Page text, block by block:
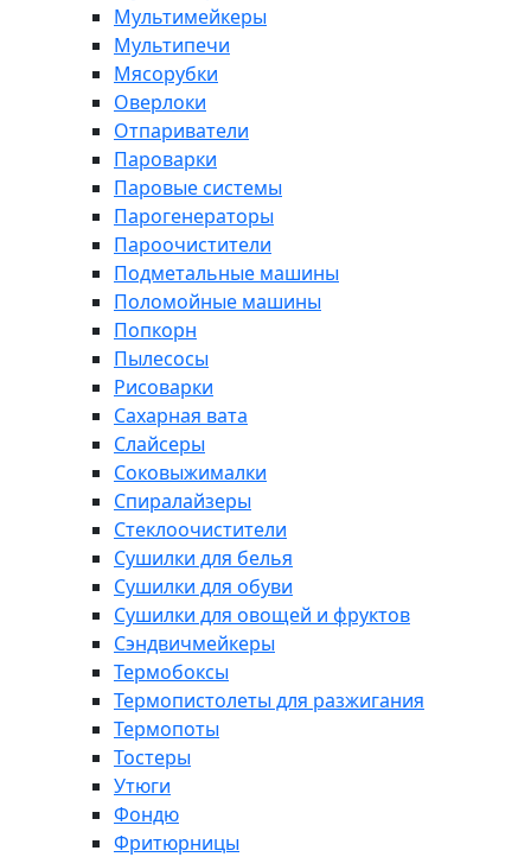
Мультимейкеры
Мультипечи
Мясорубки
Оверлоки
Отпариватели
Пароварки
Паровые системы
Парогенераторы
Пароочистители
Подметальные машины
Поломойные машины
Попкорн
Пылесосы
Рисоварки
Сахарная вата
Слайсеры
Соковыжималки
Спиралайзеры
Стеклоочистители
Сушилки для белья
Сушилки для обуви
Сушилки для овощей и фруктов
Сэндвичмейкеры
Термобоксы
Термопистолеты для разжигания
Термопоты
Тостеры
Утюги
Фондю
Фритюрницы